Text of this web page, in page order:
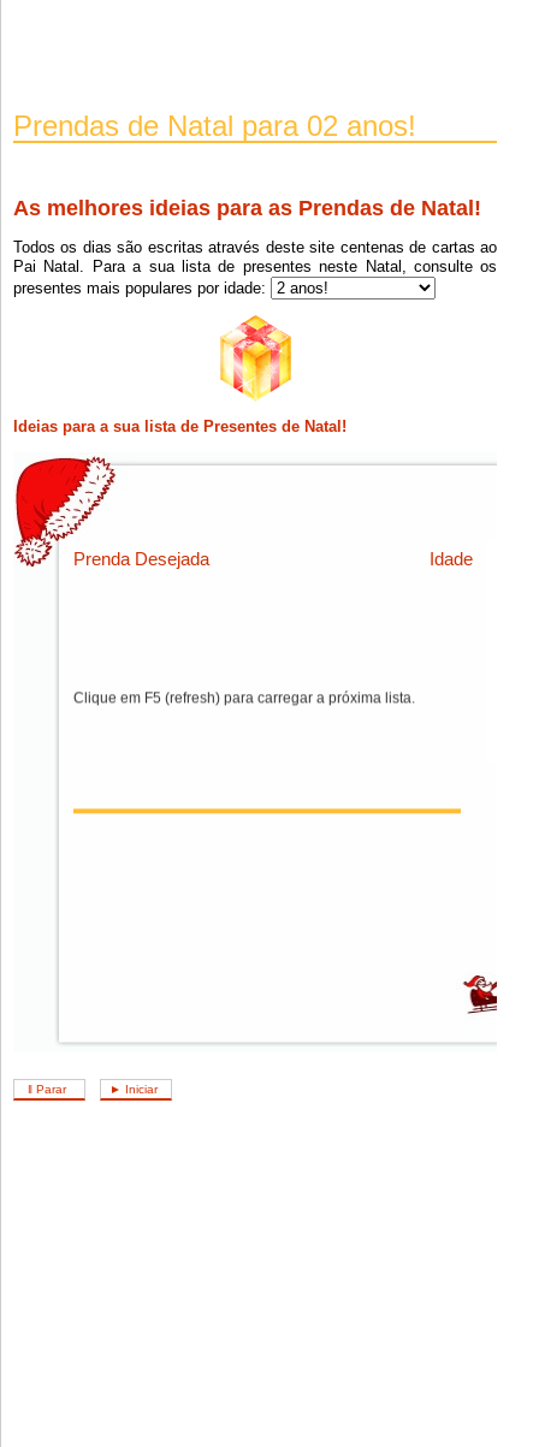
Prendas de Natal para 02 anos!
As melhores ideias para as Prendas de Natal!
Todos os dias são escritas através deste site centenas de cartas ao
Pai Natal. Para a sua lista de presentes neste Natal, consulte os
presentes mais populares por idade:
Ideias para a sua lista de Presentes de Natal!
Idade
Prenda Desejada
Clique em F5 (refresh) para carregar a próxima lista.